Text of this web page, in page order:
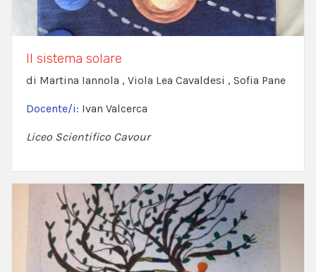
Il sistema solare
di Martina Iannola , Viola Lea Cavaldesi , Sofia Pane
Docente/i: Ivan Valcerca
Liceo Scientifico Cavour